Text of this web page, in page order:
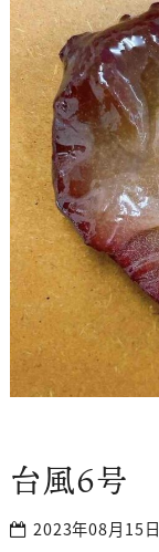
台風6号
2023年08月15日